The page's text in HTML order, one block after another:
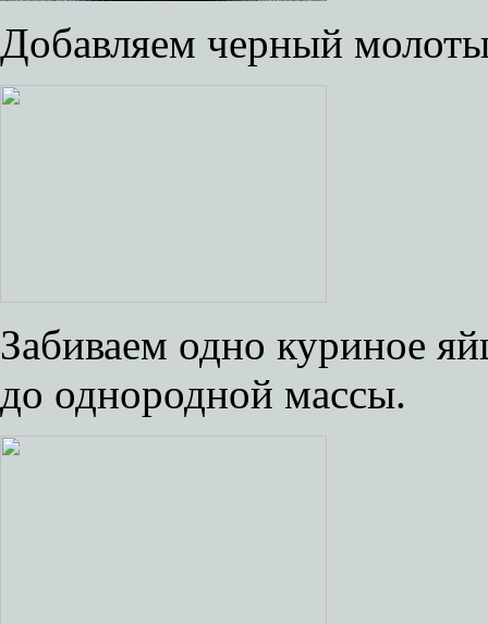
Добавляем черный
Забиваем одно куриное
до однородной массы.